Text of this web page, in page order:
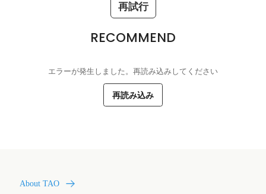
再試行
RECOMMEND
エラーが発生しました。再読み込みしてください
再読み込み
About TAO